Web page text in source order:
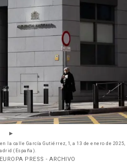
la calle García Gutiérrez, 1, a 13 de enero de 2025,
(España).
PRESS - ARCHIVO